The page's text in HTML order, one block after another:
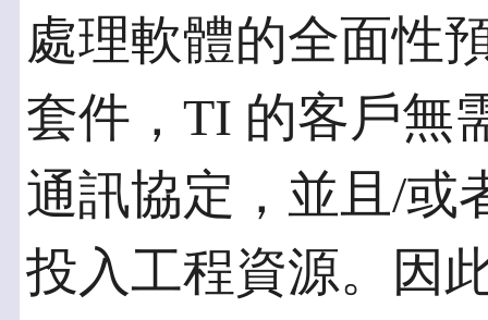
處理軟體的全面性
套件，TI 的客戶無
通訊協定，並且/或
投入工程資源。因